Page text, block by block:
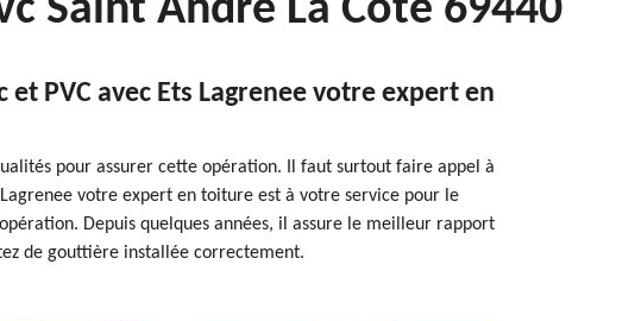
Saint Andre La Cote 69440
PVC avec Ets Lagrenee votre expert en
pour assurer cette opération. Il faut surtout faire appel à
votre expert en toiture est à votre service pour le
Depuis quelques années, il assure le meilleur rapport
de gouttière installée correctement.